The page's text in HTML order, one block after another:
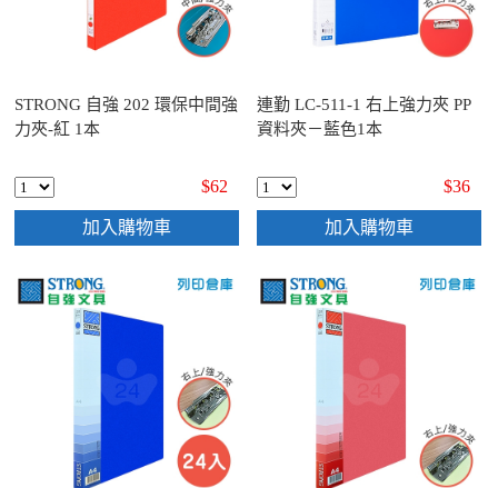
STRONG 自強 202 環保中間強
力夾-紅 1本
$62
加入購物車
連勤 LC-511-1 右上強力夾 PP
資料夾－藍色1本
$36
加入購物車